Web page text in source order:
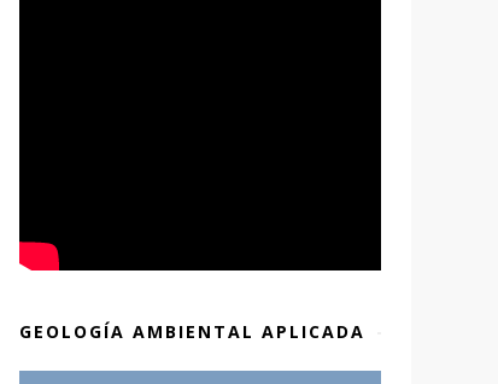
GEOLOGÍA AMBIENTAL APLICADA